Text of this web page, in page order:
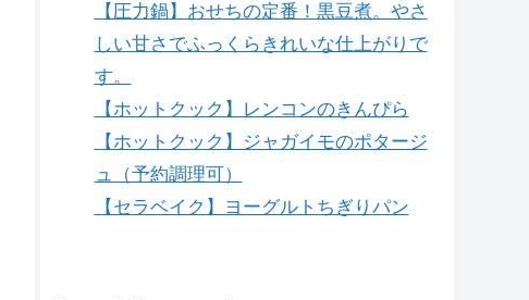
【圧力鍋】おせちの定番！黒豆煮。やさ
しい甘さでふっくらきれいな仕上がりで
す。
【ホットクック】レンコンのきんぴら
【ホットクック】ジャガイモのポタージ
ュ（予約調理可）
【セラベイク】ヨーグルトちぎりパン